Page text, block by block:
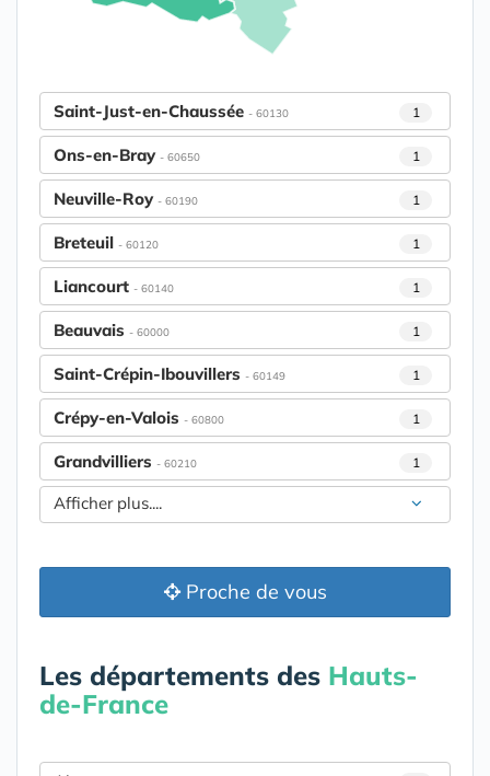
Saint-Just-en-Chaussée - 60130 1
Ons-en-Bray - 60650 1
Neuville-Roy - 60190 1
Breteuil - 60120 1
Liancourt - 60140 1
Beauvais - 60000 1
Saint-Crépin-Ibouvillers - 60149 1
Crépy-en-Valois - 60800 1
Grandvilliers - 60210 1
Afficher plus....
Proche de vous
Les départements des Hauts-
de-France